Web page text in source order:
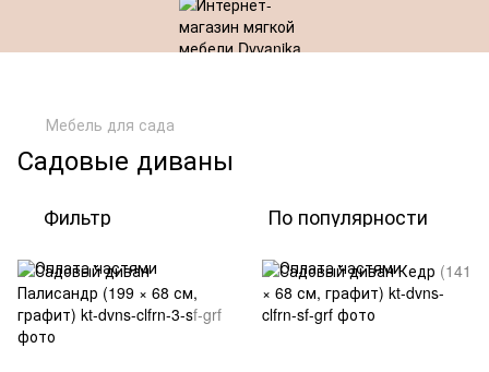
Мебель для сада
Садовые диваны
Фильтр По популярности